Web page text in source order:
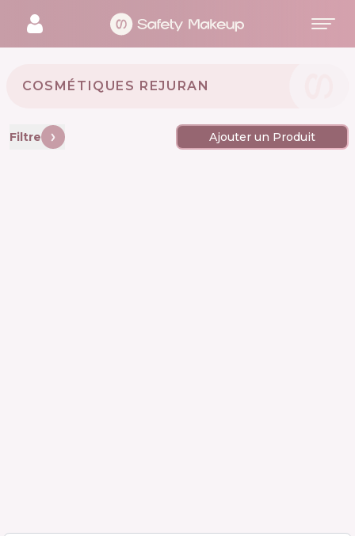
COSMÉTIQUES REJURAN 🇰🇷
Filtre Ajouter un Produit